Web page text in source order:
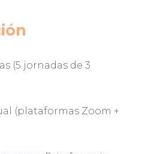
(5 jornadas de 3
(plataformas Zoom +